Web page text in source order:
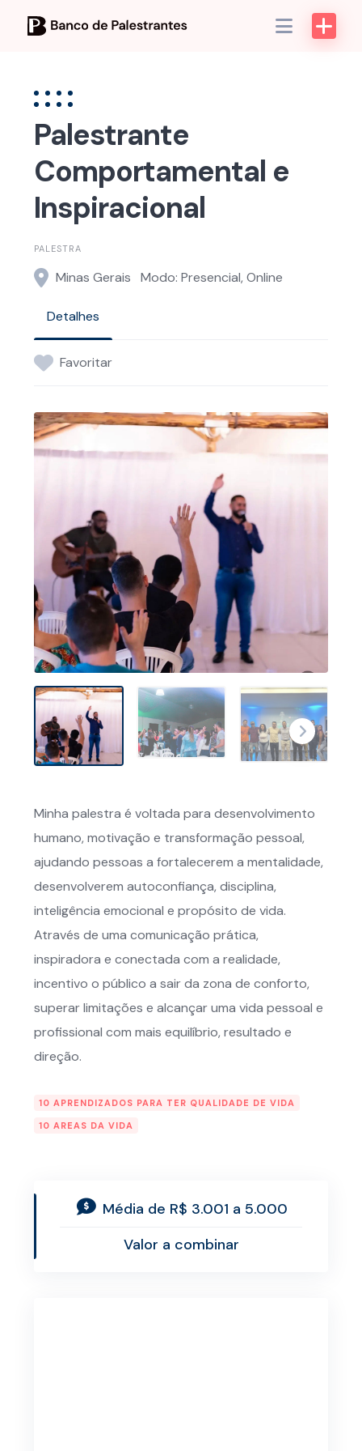
Palestrante
Comportamental e
Inspiracional
PALESTRA
Minas Gerais Modo: Presencial, Online
Detalhes
Favoritar
Minha palestra é voltada para desenvolvimento
humano, motivação e transformação pessoal,
ajudando pessoas a fortalecerem a mentalidade,
desenvolverem autoconfiança, disciplina,
inteligência emocional e propósito de vida.
Através de uma comunicação prática,
inspiradora e conectada com a realidade,
incentivo o público a sair da zona de conforto,
superar limitações e alcançar uma vida pessoal e
profissional com mais equilíbrio, resultado e
direção.
10 APRENDIZADOS PARA TER QUALIDADE DE VIDA
10 AREAS DA VIDA
Média de R$ 3.001 a 5.000
Valor a combinar